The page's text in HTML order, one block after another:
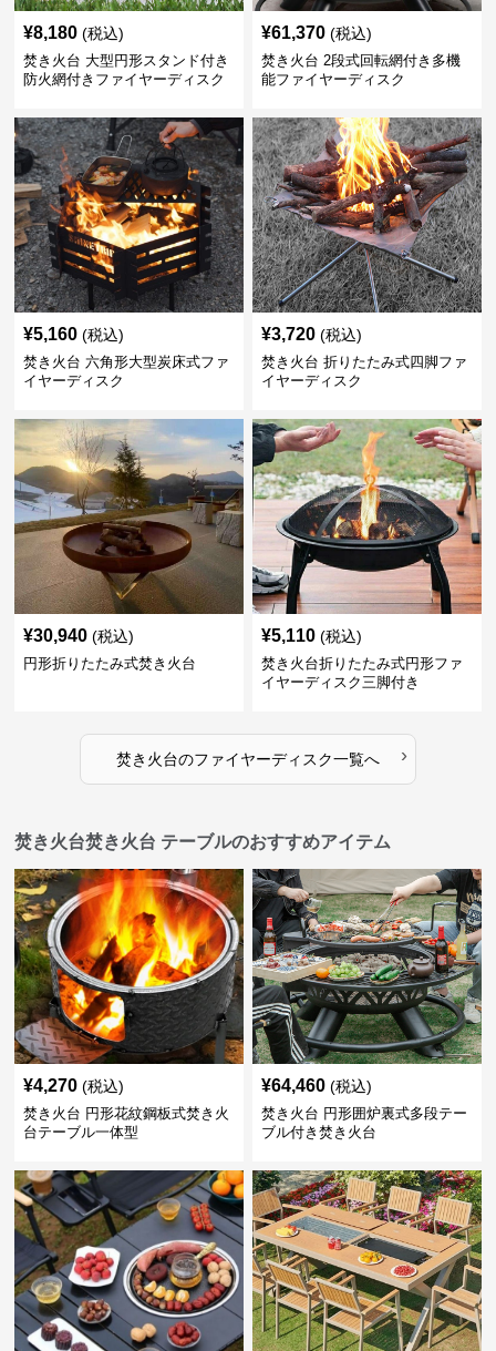
¥8,180 (税込)
焚き火台 大型円形スタンド付き
防火網付きファイヤーディスク
¥61,370 (税込)
焚き火台 2段式回転網付き多機
能ファイヤーディスク
¥5,160 (税込)
焚き火台 六角形大型炭床式ファ
イヤーディスク
¥3,720 (税込)
焚き火台 折りたたみ式四脚ファ
イヤーディスク
¥30,940 (税込)
円形折りたたみ式焚き火台
¥5,110 (税込)
焚き火台折りたたみ式円形ファ
イヤーディスク三脚付き
焚き火台のファイヤーディスク一覧へ ›
焚き火台焚き火台 テーブルのおすすめアイテム
¥4,270 (税込)
焚き火台 円形花紋鋼板式焚き火
台テーブル一体型
¥64,460 (税込)
焚き火台 円形囲炉裏式多段テー
ブル付き焚き火台